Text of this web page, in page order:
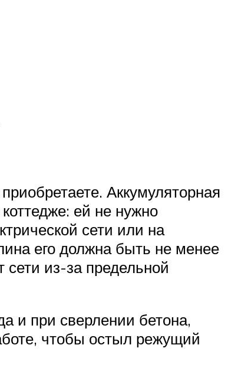
Аккумуляторная
ей не нужно
сети или на
его должна быть не менее
сети из-за предельной
и при сверлении бетона,
чтобы остыл режущий